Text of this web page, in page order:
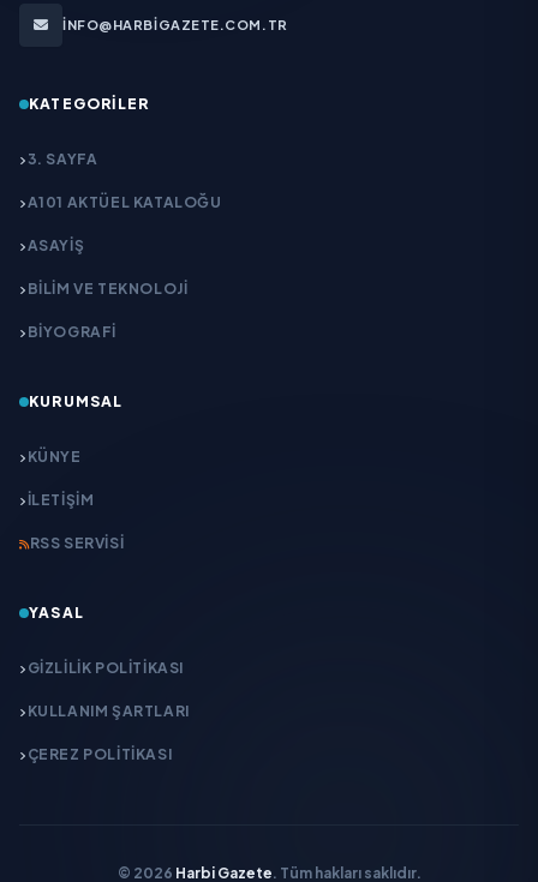
INFO@HARBIGAZETE.COM.TR
KATEGORILER
3. SAYFA
A101 AKTÜEL KATALOĞU
ASAYİŞ
BİLİM VE TEKNOLOJİ
BİYOGRAFİ
KURUMSAL
KÜNYE
İLETIŞIM
RSS SERVISI
YASAL
GIZLILIK POLITIKASI
KULLANIM ŞARTLARI
ÇEREZ POLITIKASI
© 2026 Harbi Gazete. Tüm hakları saklıdır.